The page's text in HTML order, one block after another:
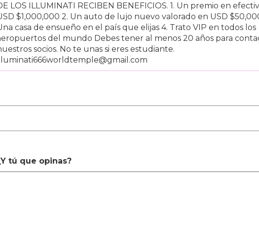
LOS ILLUMINATI RECIBEN BENEFICIOS. 1. Un premio en
$1,000,000 2. Un auto de lujo nuevo valorado en USD
casa de ensueño en el país que elijas 4. Trato VIP en todos los
del mundo Debes tener al menos 20 años para
socios. No te unas si eres estudiante.
tú que opinas?